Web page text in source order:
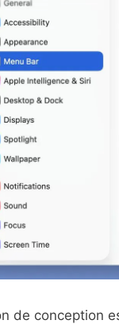
de conception